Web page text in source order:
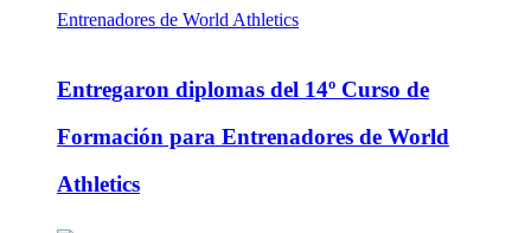
Entregaron diplomas del 14º Curso de
Formación para Entrenadores de World
Athletics